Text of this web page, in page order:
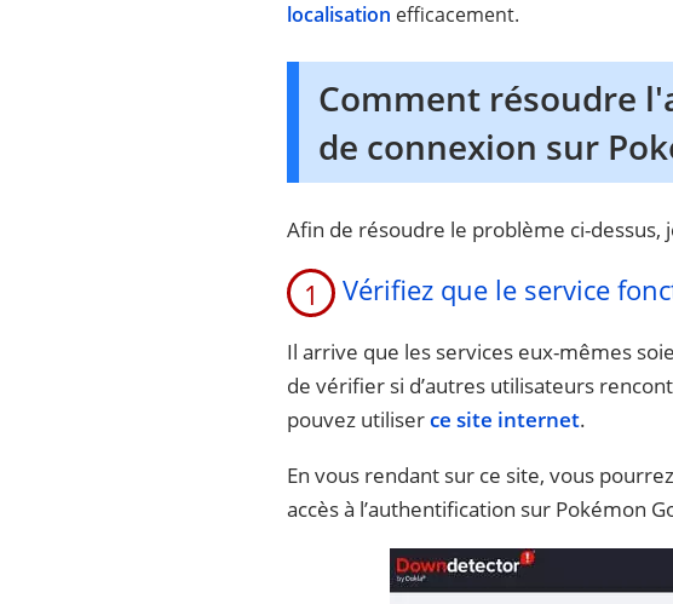
localisation efficacement.
Comment résoudre
de connexion sur
Afin de résoudre le problème ci-dessus,
1 Vérifiez que le service
Il arrive que les services eux-mêmes
de vérifier si d’autres utilisateurs
pouvez utiliserce site internet.
En vous rendant sur ce site, vous
accès à l’authentification sur Pokémon